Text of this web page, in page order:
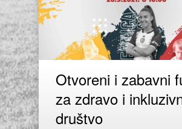
Otvoreni i zabavni
za zdravo i
društvo